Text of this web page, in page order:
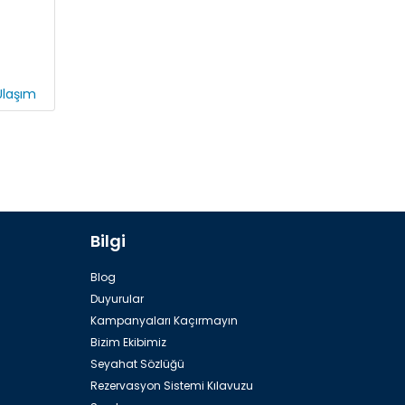
Bilgi
Blog
Duyurular
Kampanyaları Kaçırmayın
Bizim Ekibimiz
Seyahat Sözlüğü
Rezervasyon Sistemi Kılavuzu